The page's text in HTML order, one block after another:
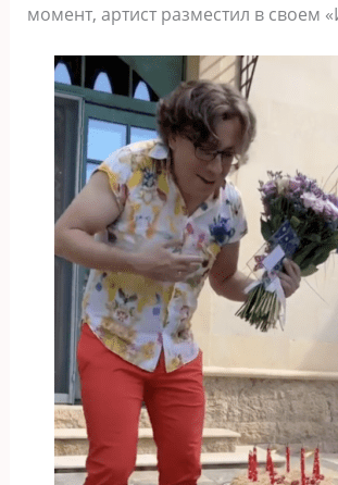
момент, артист разместил в своем